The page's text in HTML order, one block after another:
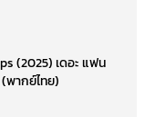
(2025) เดอะ แฟน
พากย์ไทย)